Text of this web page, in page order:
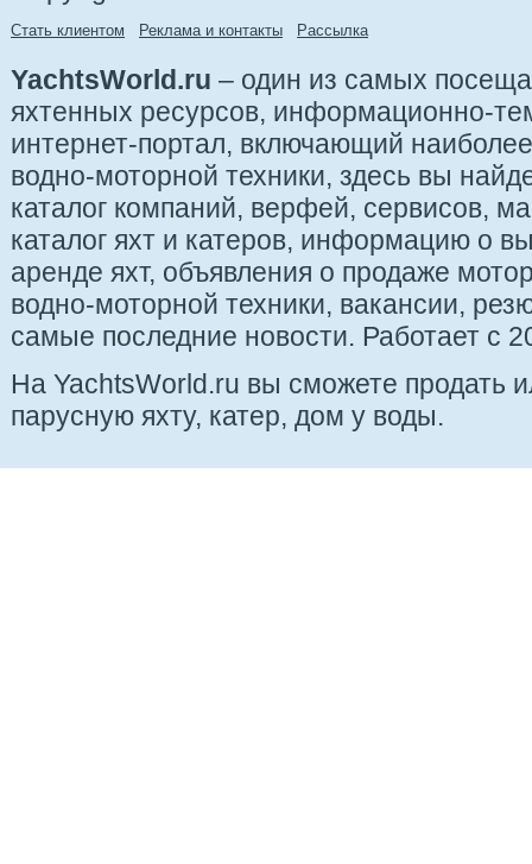
Стать клиентом Реклама и контакты Рассылка
YachtsWorld.ru – один из самых
яхтенных ресурсов, информационно-
интернет-портал, включающий
водно-моторной техники, здесь вы
каталог компаний, верфей, сервисов,
каталог яхт и катеров, информацию о
аренде яхт, объявления о продаже
водно-моторной техники, вакансии,
самые последние новости. Работает с
На YachtsWorld.ru вы сможете продать
парусную яхту, катер, дом у воды.